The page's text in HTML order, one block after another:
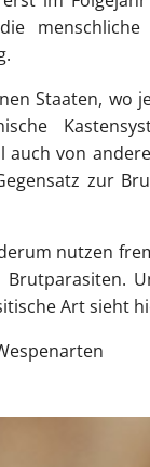
Staaten, wo
von
zur
nutzen
Art sieht